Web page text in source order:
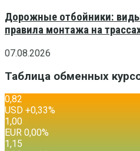
Дорожные отбойники:
правила монтажа на
07.08.2026
Таблица обменных
0,82
USD +0,33%
1,00
EUR 0,00%
1,15